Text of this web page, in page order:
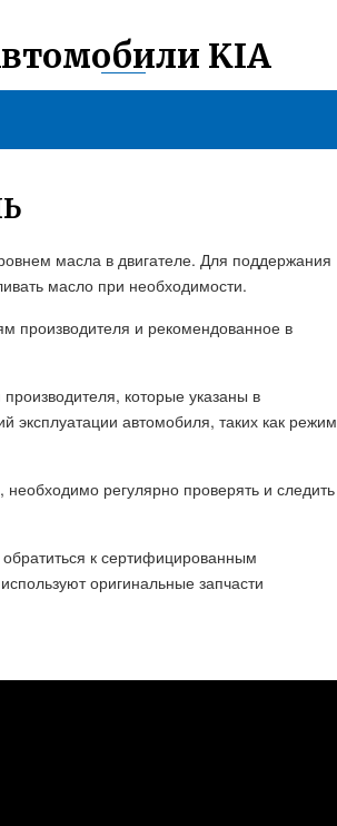
KIA
масла в двигателе. Для поддержания
масло при необходимости.
производителя и рекомендованное в
которые указаны в
эксплуатации автомобиля, таких как режим
регулярно проверять и следить
к сертифицированным
оригинальные запчасти